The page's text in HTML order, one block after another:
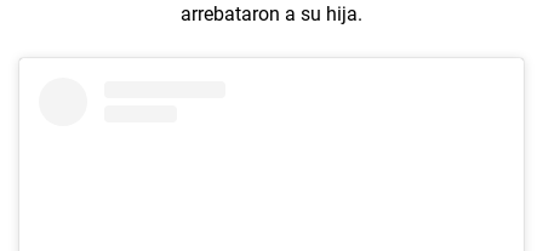
arrebataron a su hija.